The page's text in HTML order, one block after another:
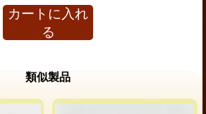
カートに入れ
る
類似製品